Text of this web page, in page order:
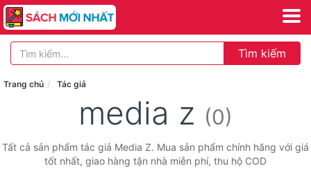
Tìm kiếm
Trang chủ Tác giả
media z (0)
Tất cả sản phẩm tác giả Media Z. Mua sản phẩm chính hãng với giá
tốt nhất, giao hàng tận nhà miễn phí, thu hộ COD